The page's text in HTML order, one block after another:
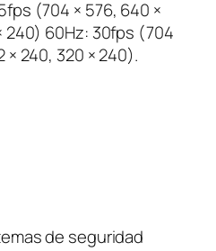
(704 × 576, 640 ×
240) 60Hz: 30fps (704
× 240, 320 × 240).
de seguridad